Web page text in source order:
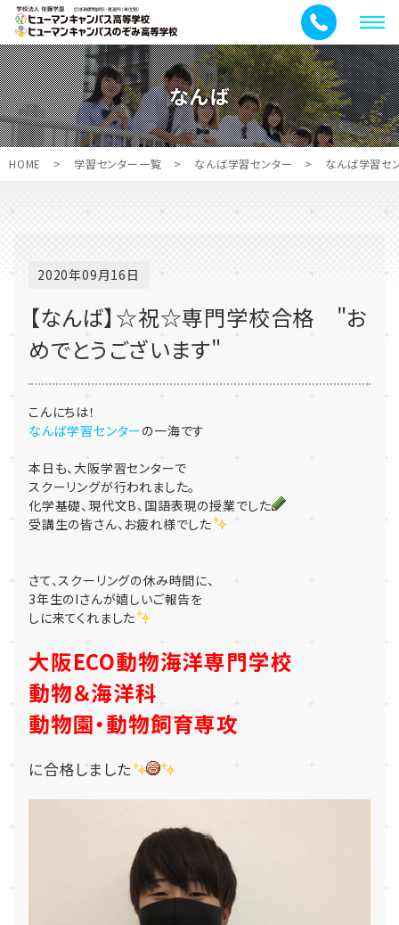
メ
ニ
ュ
ー
なんば
HOME > 学習センター一覧 > なんば学習センター > なんば学習セ
2020年09月16日
【なんば】☆祝☆専門学校合格 "お
めでとうございます"
こんにちは！
なんば学習センターの一海です
本日も、大阪学習センターで
スクーリングが行われました。
化学基礎、現代文B、国語表現の授業でした
受講生の皆さん、お疲れ様でした
さて、スクーリングの休み時間に、
3年生のIさんが嬉しいご報告を
しに来てくれました
大阪ECO動物海洋専門学校
動物＆海洋科
動物園・動物飼育専攻
に合格しました